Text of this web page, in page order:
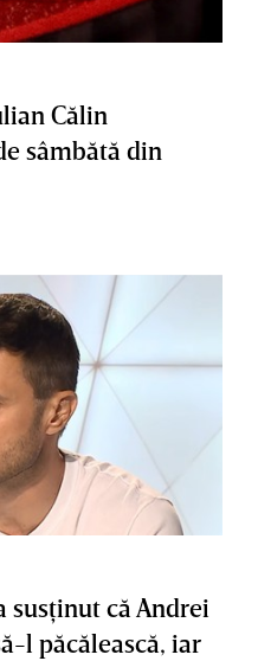
Călin
sâmbătă din
susţinut că Andrei
l păcălească, iar